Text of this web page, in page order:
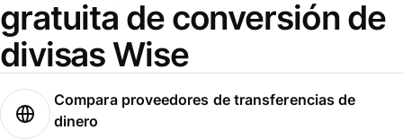
gratuita de conversión de
divisas Wise
Compara proveedores de transferencias de
dinero